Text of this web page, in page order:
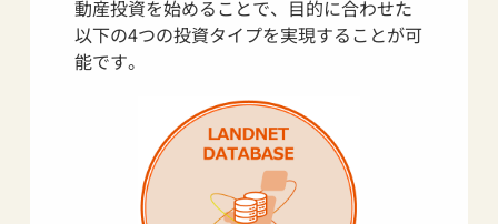
動産投資を始めることで、目的に合わせた
以下の4つの投資タイプを実現することが可
能です。